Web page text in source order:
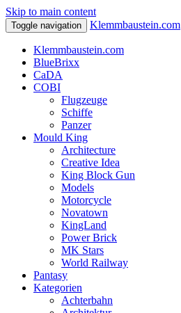
Skip to main content
Toggle navigation Klemmbaustein.com
Klemmbaustein.com
BlueBrixx
CaDA
COBI
Flugzeuge
Schiffe
Panzer
Mould King
Architecture
Creative Idea
King Block Gun
Models
Motorcycle
Novatown
KingLand
Power Brick
MK Stars
World Railway
Pantasy
Kategorien
Achterbahn